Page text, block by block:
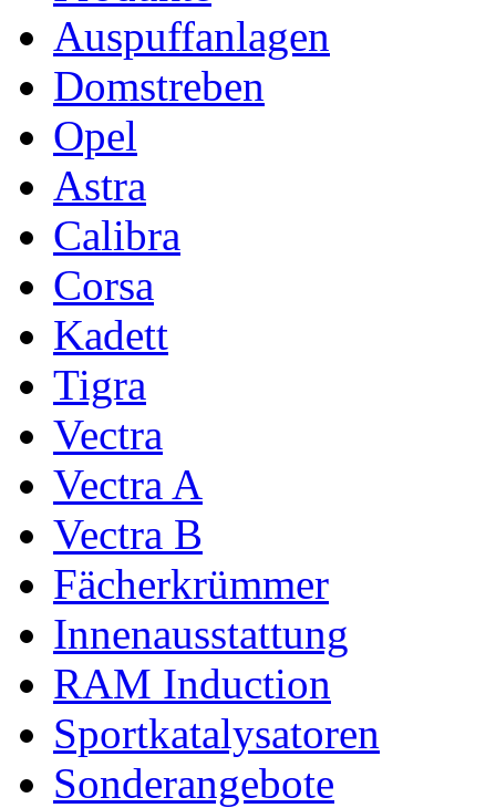
Auspuffanlagen
Domstreben
Opel
Astra
Calibra
Corsa
Kadett
Tigra
Vectra
Vectra A
Vectra B
Fächerkrümmer
Innenausstattung
RAM Induction
Sportkatalysatoren
Sonderangebote